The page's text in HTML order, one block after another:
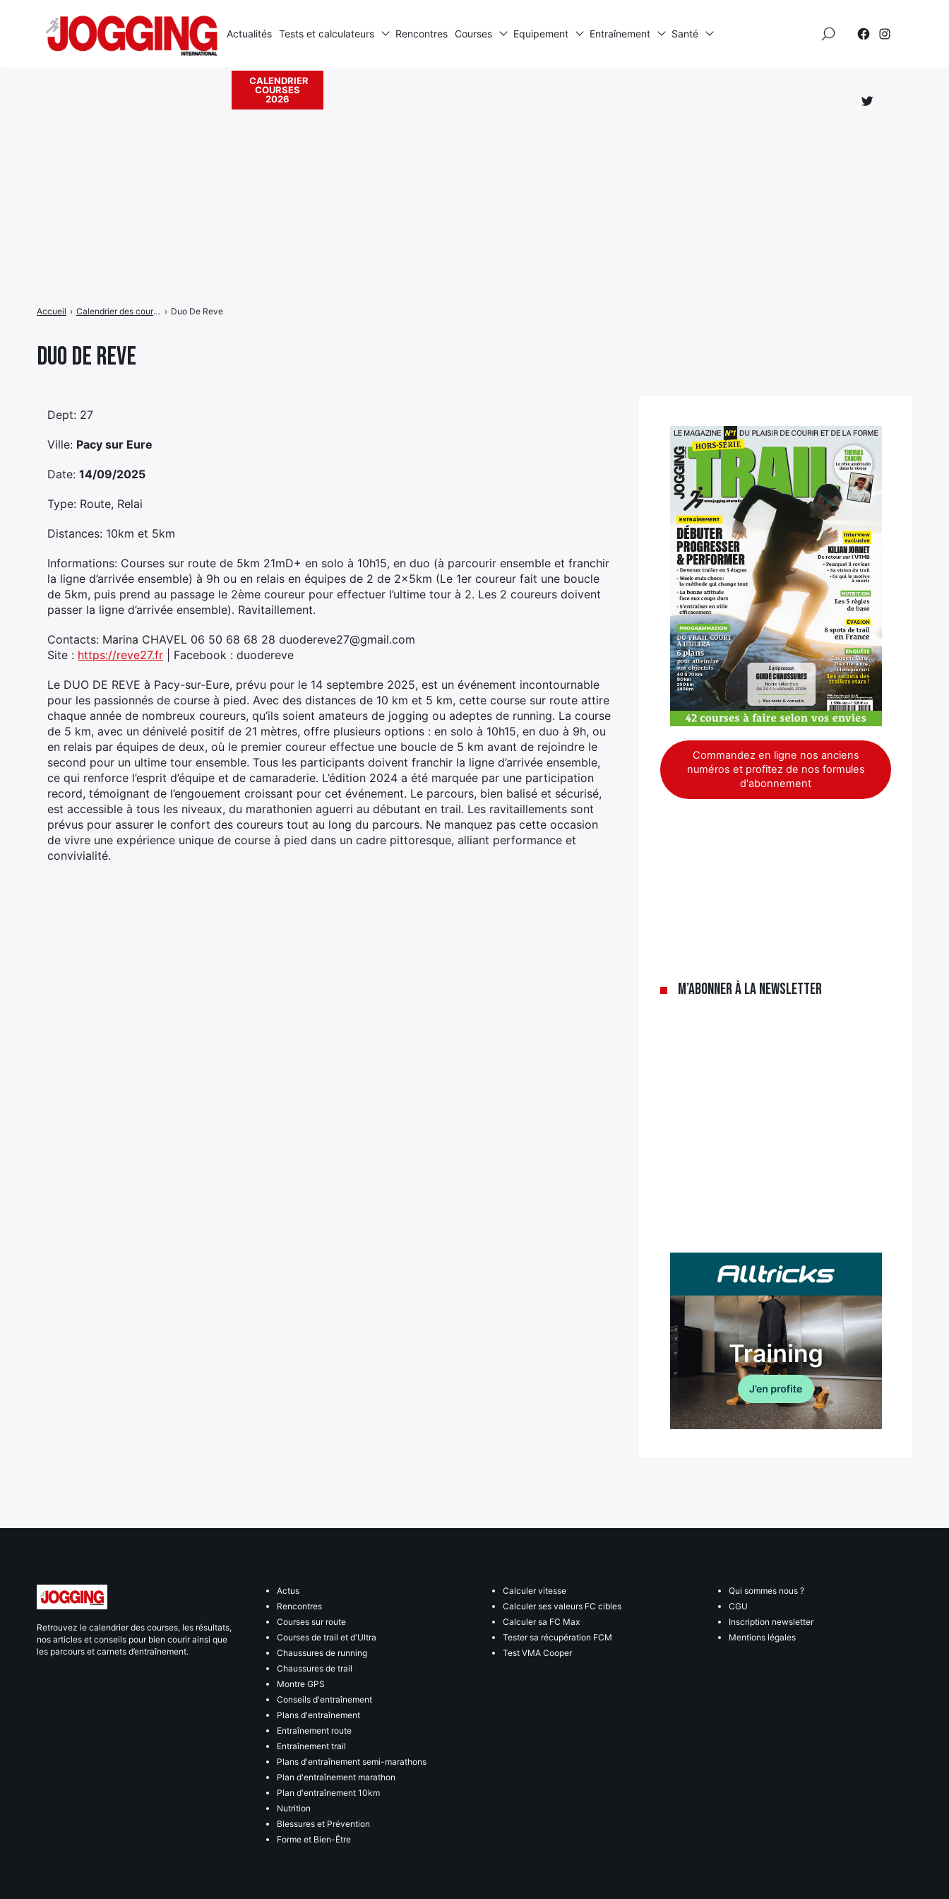
Duo De Reve
Accueil › Calendrier des courses › Duo De Reve
Dept: 27
Ville: Pacy sur Eure
Date: 14/09/2025
Type: Route, Relai
Distances: 10km et 5km
Informations: Courses sur route de 5km 21mD+ en solo à 10h15, en duo (à parcourir ensemble et franchir
la ligne d’arrivée ensemble) à 9h ou en relais en équipes de 2 de 2x5km (Le 1er coureur fait une boucle
de 5km, puis prend au passage le 2ème coureur pour effectuer l’ultime tour à 2. Les 2 coureurs doivent
passer la ligne d’arrivée ensemble). Ravitaillement.
Contacts: Marina CHAVEL 06 50 68 68 28 duodereve27@gmail.com
Site : https://reve27.fr | Facebook : duodereve
Le DUO DE REVE à Pacy-sur-Eure, prévu pour le 14 septembre 2025, est un événement incontournable
pour les passionnés de course à pied. Avec des distances de 10 km et 5 km, cette course sur route attire
chaque année de nombreux coureurs, qu’ils soient amateurs de jogging ou adeptes de running. La course
de 5 km, avec un dénivelé positif de 21 mètres, offre plusieurs options : en solo à 10h15, en duo à 9h, ou
en relais par équipes de deux, où le premier coureur effectue une boucle de 5 km avant de rejoindre le
second pour un ultime tour ensemble. Tous les participants doivent franchir la ligne d’arrivée ensemble,
ce qui renforce l’esprit d’équipe et de camaraderie. L’édition 2024 a été marquée par une participation
record, témoignant de l’engouement croissant pour cet événement. Le parcours, bien balisé et sécurisé,
est accessible à tous les niveaux, du marathonien aguerri au débutant en trail. Les ravitaillements sont
prévus pour assurer le confort des coureurs tout au long du parcours. Ne manquez pas cette occasion
de vivre une expérience unique de course à pied dans un cadre pittoresque, alliant performance et
convivialité.
Commandez en ligne nos anciens
numéros et profitez de nos formules
d'abonnement
M’abonner à la newsletter
Actualités Tests et calculateurs Rencontres Courses Equipement Entraînement Santé
CALENDRIER
COURSES
2026
Élément
Retrouvez le calendrier des courses, les résultats,
nos articles et conseils pour bien courir ainsi que
les parcours et carnets d’entraînement.
Actus
Rencontres
Courses sur route
Courses de trail et d'Ultra
Chaussures de running
Chaussures de trail
Montre GPS
Conseils d'entraînement
Plans d'entraînement
Entraînement route
Entraînement trail
Plans d'entraînement semi-marathons
Plan d'entraînement marathon
Plan d'entraînement 10km
Nutrition
Blessures et Prévention
Forme et Bien-Être
Calculer vitesse
Calculer ses valeurs FC cibles
Calculer sa FC Max
Tester sa récupération FCM
Test VMA Cooper
Qui sommes nous ?
CGU
Inscription newsletter
Mentions légales
Rechercher